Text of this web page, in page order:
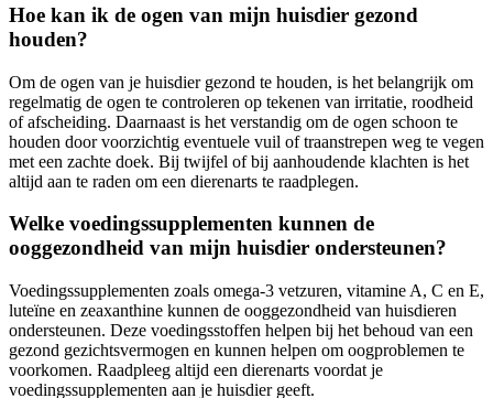
Hoe kan ik de ogen van mijn huisdier gezond
houden?
Om de ogen van je huisdier gezond te houden, is het belangrijk om
regelmatig de ogen te controleren op tekenen van irritatie, roodheid
of afscheiding. Daarnaast is het verstandig om de ogen schoon te
houden door voorzichtig eventuele vuil of traanstrepen weg te vegen
met een zachte doek. Bij twijfel of bij aanhoudende klachten is het
altijd aan te raden om een dierenarts te raadplegen.
Welke voedingssupplementen kunnen de
ooggezondheid van mijn huisdier ondersteunen?
Voedingssupplementen zoals omega-3 vetzuren, vitamine A, C en E,
luteïne en zeaxanthine kunnen de ooggezondheid van huisdieren
ondersteunen. Deze voedingsstoffen helpen bij het behoud van een
gezond gezichtsvermogen en kunnen helpen om oogproblemen te
voorkomen. Raadpleeg altijd een dierenarts voordat je
voedingssupplementen aan je huisdier geeft.